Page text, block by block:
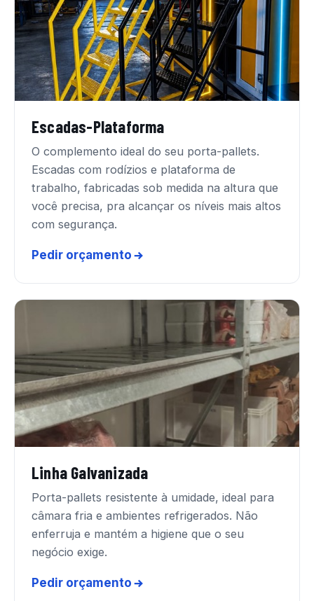
Escadas-Plataforma
O complemento ideal do seu porta-pallets.
Escadas com rodízios e plataforma de
trabalho, fabricadas sob medida na altura que
você precisa, pra alcançar os níveis mais altos
com segurança.
Pedir orçamento
Linha Galvanizada
Porta-pallets resistente à umidade, ideal para
câmara fria e ambientes refrigerados. Não
enferruja e mantém a higiene que o seu
negócio exige.
Pedir orçamento